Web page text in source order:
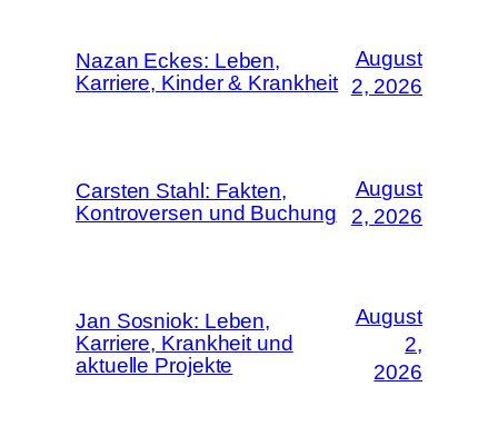
Nazan Eckes: Leben,
Karriere, Kinder & Krankheit
August
2, 2026
Carsten Stahl: Fakten,
Kontroversen und Buchung
August
2, 2026
Jan Sosniok: Leben,
Karriere, Krankheit und
aktuelle Projekte
August
2,
2026